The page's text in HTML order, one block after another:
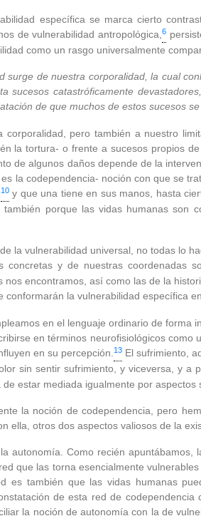
específica se marca cierto
de vulnerabilidad antropológica,6
como un rasgo universalmente
surge de nuestra corporalidad, la cual
sucesos catastróficamente
de que muchos de estos sucesos
pero también a nuestro
la tortura- o frente a sucesos propios
de algunos daños depende de la
la codependencia- noción con que se
10y que una tiene en sus manos, hasta
porque las vidas humanas son
la vulnerabilidad universal, no todas lo
y de nuestras coordenadas
encontramos, así como las de la
conformarán la vulnerabilidad específica
en el lenguaje ordinario de forma
en términos neurofisiológicos
en su percepción.13 El sufrimiento,
sin sentir sufrimiento, y viceversa, y
estar mediada igualmente por aspectos
la noción de codependencia, pero
ella, otros dos aspectos valiosos de la
autonomía. Como recién
que las torna esencialmente
es también que las vidas humanas
de esta red de
la noción de autonomía con la de